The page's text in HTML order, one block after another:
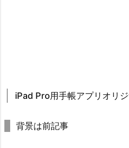
iPad Pro用手帳アプリオリ
背景は前記事